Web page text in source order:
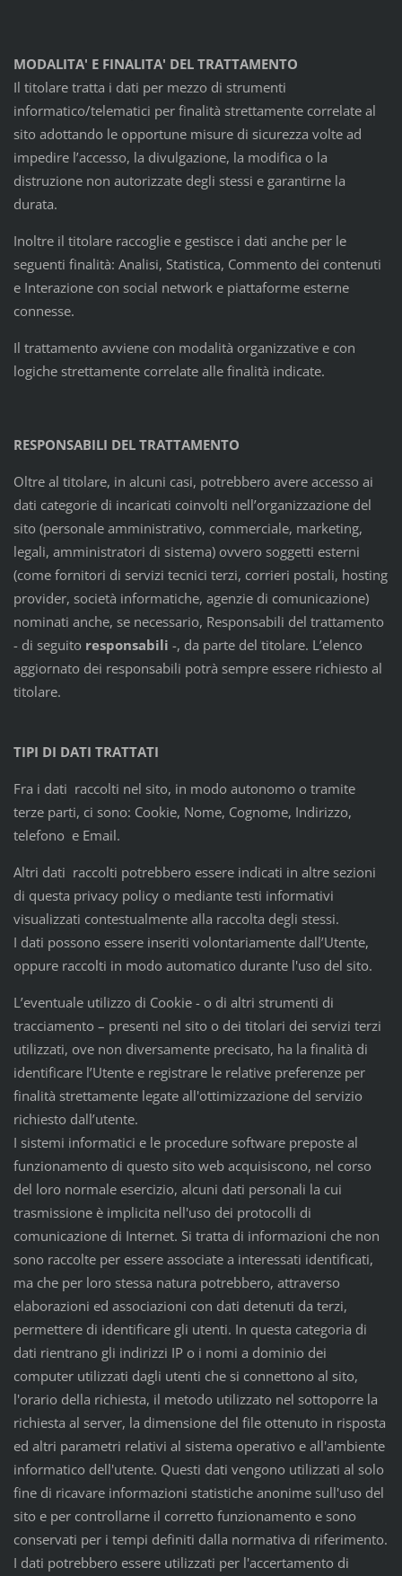
MODALITA' E FINALITA' DEL TRATTAMENTO
Il titolare tratta i dati per mezzo di strumenti
informatico/telematici per finalità strettamente correlate al
sito adottando le opportune misure di sicurezza volte ad
impedire l’accesso, la divulgazione, la modifica o la
distruzione non autorizzate degli stessi e garantirne la
durata.
Inoltre il titolare raccoglie e gestisce i dati anche per le
seguenti finalità: Analisi, Statistica, Commento dei contenuti
e Interazione con social network e piattaforme esterne
connesse.
Il trattamento avviene con modalità organizzative e con
logiche strettamente correlate alle finalità indicate.
RESPONSABILI DEL TRATTAMENTO
Oltre al titolare, in alcuni casi, potrebbero avere accesso ai
dati categorie di incaricati coinvolti nell’organizzazione del
sito (personale amministrativo, commerciale, marketing,
legali, amministratori di sistema) ovvero soggetti esterni
(come fornitori di servizi tecnici terzi, corrieri postali, hosting
provider, società informatiche, agenzie di comunicazione)
nominati anche, se necessario, Responsabili del trattamento
- di seguito responsabili -, da parte del titolare. L’elenco
aggiornato dei responsabili potrà sempre essere richiesto al
titolare.
TIPI DI DATI TRATTATI
Fra i dati raccolti nel sito, in modo autonomo o tramite
terze parti, ci sono: Cookie, Nome, Cognome, Indirizzo,
telefono e Email.
Altri dati raccolti potrebbero essere indicati in altre sezioni
di questa privacy policy o mediante testi informativi
visualizzati contestualmente alla raccolta degli stessi.
I dati possono essere inseriti volontariamente dall’Utente,
oppure raccolti in modo automatico durante l'uso del sito.
L’eventuale utilizzo di Cookie - o di altri strumenti di
tracciamento – presenti nel sito o dei titolari dei servizi terzi
utilizzati, ove non diversamente precisato, ha la finalità di
identificare l’Utente e registrare le relative preferenze per
finalità strettamente legate all'ottimizzazione del servizio
richiesto dall’utente.
I sistemi informatici e le procedure software preposte al
funzionamento di questo sito web acquisiscono, nel corso
del loro normale esercizio, alcuni dati personali la cui
trasmissione è implicita nell'uso dei protocolli di
comunicazione di Internet. Si tratta di informazioni che non
sono raccolte per essere associate a interessati identificati,
ma che per loro stessa natura potrebbero, attraverso
elaborazioni ed associazioni con dati detenuti da terzi,
permettere di identificare gli utenti. In questa categoria di
dati rientrano gli indirizzi IP o i nomi a dominio dei
computer utilizzati dagli utenti che si connettono al sito,
l'orario della richiesta, il metodo utilizzato nel sottoporre la
richiesta al server, la dimensione del file ottenuto in risposta
ed altri parametri relativi al sistema operativo e all'ambiente
informatico dell'utente. Questi dati vengono utilizzati al solo
fine di ricavare informazioni statistiche anonime sull'uso del
sito e per controllarne il corretto funzionamento e sono
conservati per i tempi definiti dalla normativa di riferimento.
I dati potrebbero essere utilizzati per l'accertamento di